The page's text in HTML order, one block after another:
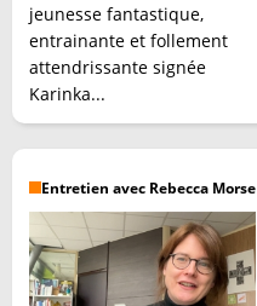
jeunesse fantastique,
entrainante et follement
attendrissante signée
Karinka...
Entretien avec Rebecca Morse